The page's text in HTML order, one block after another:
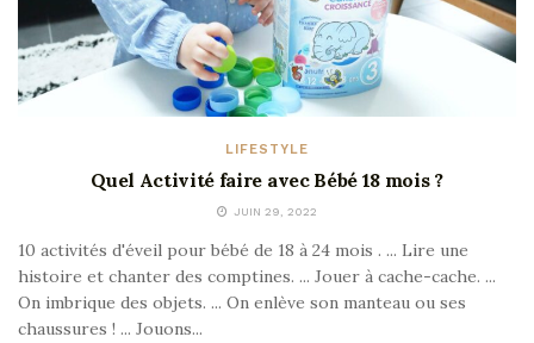
LIFESTYLE
Quel Activité faire avec Bébé 18 mois ?
JUIN 29, 2022
10 activités d'éveil pour bébé de 18 à 24 mois . ... Lire une
histoire et chanter des comptines. ... Jouer à cache-cache. ...
On imbrique des objets. ... On enlève son manteau ou ses
chaussures ! ... Jouons...